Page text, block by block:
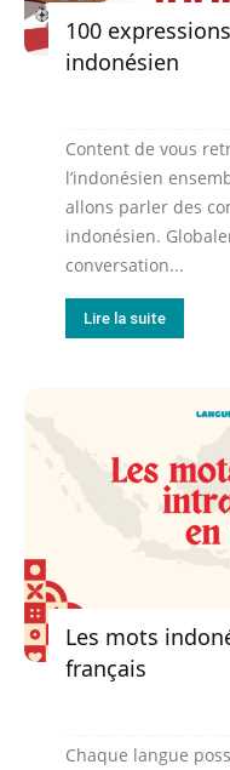
100
indonésien
Content de vous
l’indonésien
allons parler des
indonésien.
conversation...
Lire la suite
Les mots
français
Chaque langue